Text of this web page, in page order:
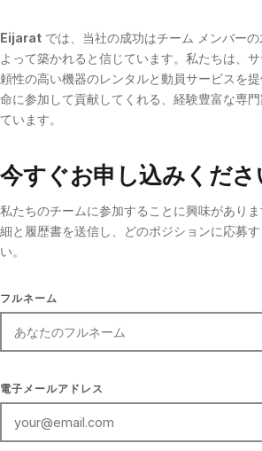
Eijarat では、当社の成功はチーム メンバー
よって築かれると信じています。私たちは、
頼性の高い機器のレンタルと動員サービスを
命に参加して貢献してくれる、経験豊富な専
ています。
今すぐお申し込みくださ
私たちのチームに参加することに興味があり
細と履歴書を送信し、どのポジションに応募
い。
FULL NAME
フルネーム
EMAIL ADDRESS
電子メールアドレス